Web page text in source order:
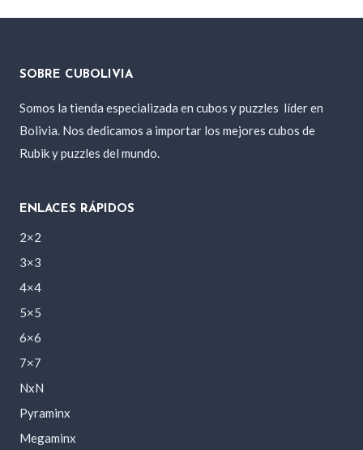
SOBRE CUBOLIVIA
Somos la tienda especializada en cubos y puzzles líder en
Bolivia. Nos dedicamos a importar los mejores cubos de
Rubik y puzzles del mundo.
ENLACES RÁPIDOS
2×2
3×3
4×4
5×5
6×6
7×7
NxN
Pyraminx
Megaminx